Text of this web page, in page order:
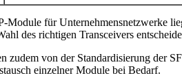
Module für Unternehmensnetzwerke
des richtigen Transceivers
zudem von der Standardisierung der
einzelner Module bei Bedarf.